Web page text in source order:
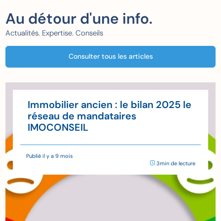
Au détour d'une info.
Actualités. Expertise. Conseils
Consulter tous les articles
Immobilier ancien : le bilan 2025 le
réseau de mandataires
IMOCONSEIL
Publié il y a 9 mois
3min de lecture